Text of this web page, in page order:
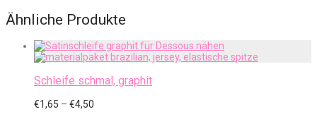
Ähnliche Produkte
Schleife schmal, graphit
€1,65 – €4,50